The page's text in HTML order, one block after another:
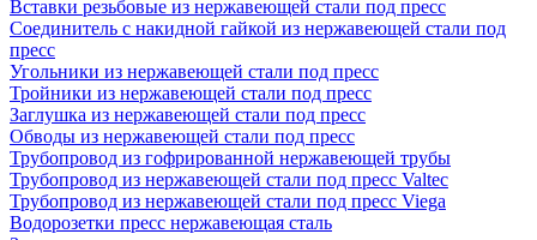
Вставки резьбовые из нержавеющей стали под пресс
Соединитель с накидной гайкой из нержавеющей стали под
пресс
Угольники из нержавеющей стали под пресс
Тройники из нержавеющей стали под пресс
Заглушка из нержавеющей стали под пресс
Обводы из нержавеющей стали под пресс
Трубопровод из гофрированной нержавеющей трубы
Трубопровод из нержавеющей стали под пресс Valtec
Трубопровод из нержавеющей стали под пресс Viega
Водорозетки пресс нержавеющая сталь